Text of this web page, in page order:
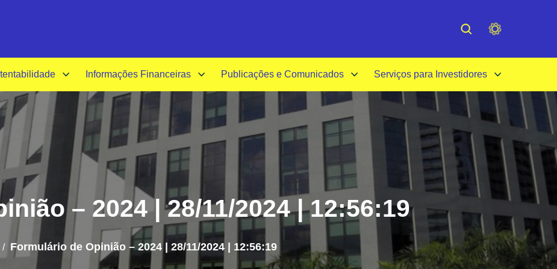
Informações Financeiras Publicações e Comunicados Serviços para Investidores
– 2024 | 28/11/2024 | 12:56:19
/ Formulário de Opinião – 2024 | 28/11/2024 | 12:56:19